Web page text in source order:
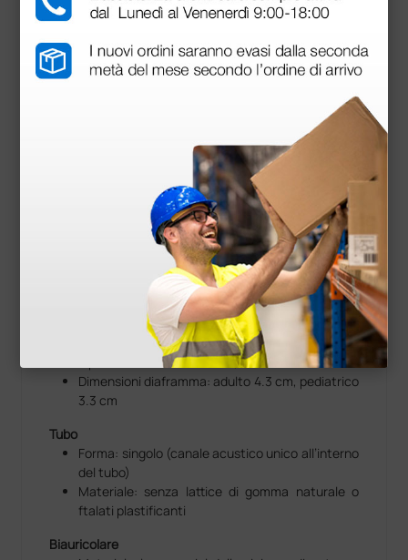
Dotazione standard
Olivette di ricambio
Informazioni tecniche
Lunghezza dello stetoscopio: 69 cm
Peso totale: 150 gr
Prestazione acustica: 7
Forma: doppia, adulto e pediatrico
Materiale: acciaio inossidabile
Tipo diaframma: fluttuante, unico
Dimensioni diaframma: adulto 4.3 cm, pediatrico
3.3 cm
Tubo
Forma: singolo (canale acustico unico all’interno
del tubo)
Materiale: senza lattice di gomma naturale o
ftalati plastificanti
Biauricolare